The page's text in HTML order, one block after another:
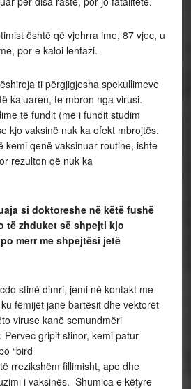
është që vjehrra ime, 87 vjec, u
por e kaloi lehtazi.
ti përgjigjesha spekullimeve
kaluaren, te mbron nga virusi.
të fundit (më i fundit studim
kjo vaksinë nuk ka efekt mbrojtës.
kemi qenë vaksinuar routine, ishte
rezulton që nuk ka
si doktoreshe në këtë fushë
të zhduket së shpejti kjo
merr me shpejtësi jetë
stinë dimri, jemi në kontakt me
fëmijët janë bartësit dhe vektorët
viruse kanë semundmëri
gripit stinor, kemi patur
“bird
rrezikshëm fillimisht, apo dhe
i vaksinës. Shumica e këtyre